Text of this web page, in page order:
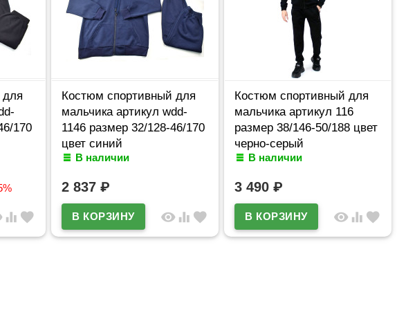
170
equalizer favorite
Костюм спортивный для
мальчика артикул wdd-
1146 размер 32/128-46/170
цвет синий
В наличии
2 837 ₽
visibility equalizer favorite
Костюм спортивный для
мальчика артикул 116
размер 38/146-50/188 цвет
черно-серый
В наличии
3 490₽
visibility equalizer favorite